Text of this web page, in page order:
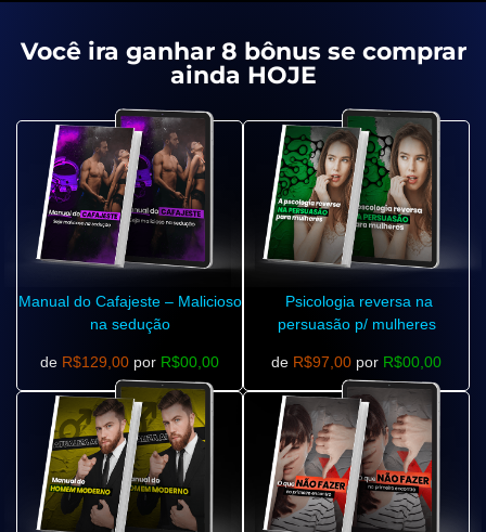
Você ira ganhar 8 bônus se comprar
ainda HOJE
Manual do Cafajeste – Malicioso
na sedução
de R$129,00 por R$00,00
Psicologia reversa na
persuasão p/ mulheres
de R$97,00 por R$00,00